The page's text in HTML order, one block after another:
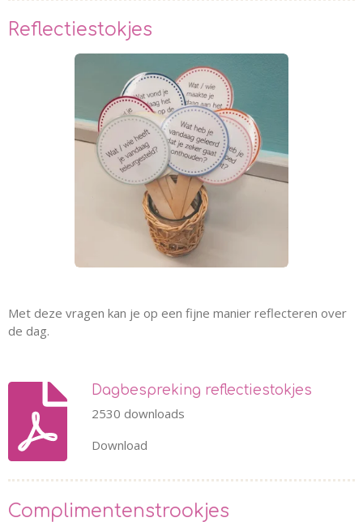
Reflectiestokjes
Met deze vragen kan je op een fijne manier reflecteren over
de dag.
Dagbespreking reflectiestokjes
2530 downloads
Download
Complimentenstrookjes